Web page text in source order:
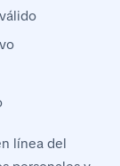
línea del